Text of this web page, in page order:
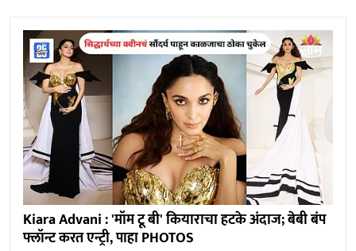
Kiara Advani : 'मॉम टू बी' कियाराचा हटके अंदाज; बेबी बंप
फ्लॉन्ट करत एन्ट्री, पाहा PHOTOS